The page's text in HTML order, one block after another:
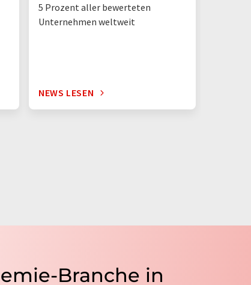
5 Prozent aller bewerteten
Unternehmen weltweit
NEWS LESEN
Branche in